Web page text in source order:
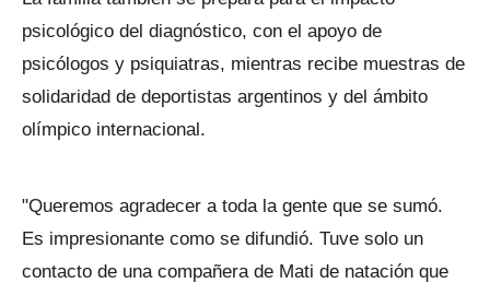
psicológico del diagnóstico, con el apoyo de
psicólogos y psiquiatras, mientras recibe muestras de
solidaridad de deportistas argentinos y del ámbito
olímpico internacional.
"Queremos agradecer a toda la gente que se sumó.
Es impresionante como se difundió. Tuve solo un
contacto de una compañera de Mati de natación que